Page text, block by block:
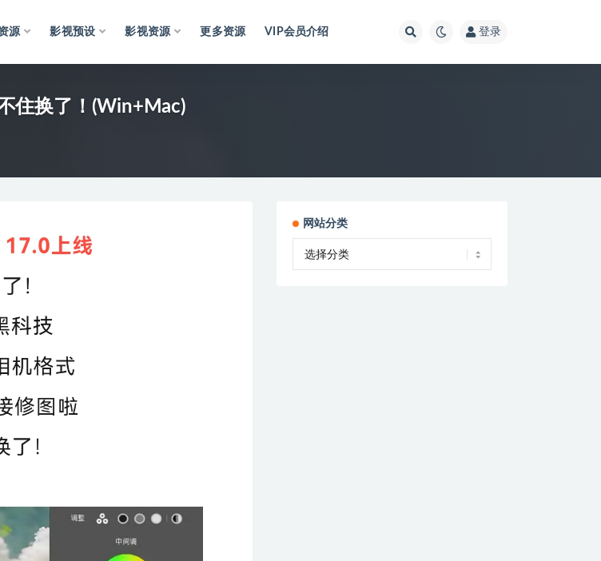
源 影视预设 影视资源 更多资源 VIP会员介绍 登录
住换了！(Win+Mac)
网站分类